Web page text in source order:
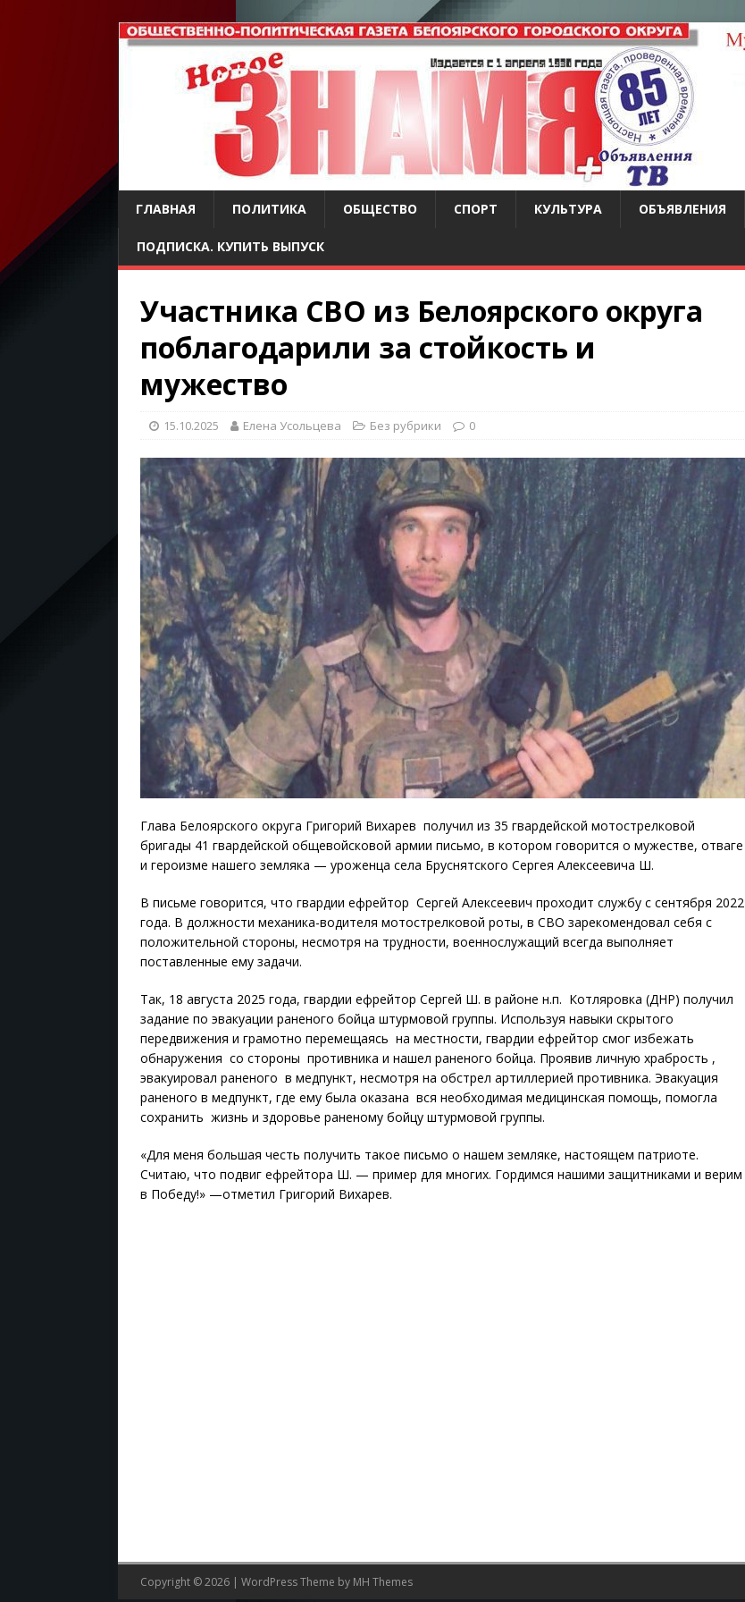
ГЛАВНАЯ ПОЛИТИКА ОБЩЕСТВО СПОРТ КУЛЬТУРА ОБЪЯВЛЕНИЯ
ПОДПИСКА. КУПИТЬ ВЫПУСК
Участника СВО из Белоярского округа
поблагодарили за стойкость и
мужество
15.10.2025 Елена Усольцева Без рубрики 0
Глава Белоярского округа Григорий Вихарев получил из 35 гвардейской мотострелковой
бригады 41 гвардейской общевойсковой армии письмо, в котором говорится о мужестве, отваге
и героизме нашего земляка — уроженца села Бруснятского Сергея Алексеевича Ш.
В письме говорится, что гвардии ефрейтор Сергей Алексеевич проходит службу с сентября 2022
года. В должности механика-водителя мотострелковой роты, в СВО зарекомендовал себя с
положительной стороны, несмотря на трудности, военнослужащий всегда выполняет
поставленные ему задачи.
Так, 18 августа 2025 года, гвардии ефрейтор Сергей Ш. в районе н.п. Котляровка (ДНР) получил
задание по эвакуации раненого бойца штурмовой группы. Используя навыки скрытого
передвижения и грамотно перемещаясь на местности, гвардии ефрейтор смог избежать
обнаружения со стороны противника и нашел раненого бойца. Проявив личную храбрость ,
эвакуировал раненого в медпункт, несмотря на обстрел артиллерией противника. Эвакуация
раненого в медпункт, где ему была оказана вся необходимая медицинская помощь, помогла
сохранить жизнь и здоровье раненому бойцу штурмовой группы.
«Для меня большая честь получить такое письмо о нашем земляке, настоящем патриоте.
Считаю, что подвиг ефрейтора Ш. — пример для многих. Гордимся нашими защитниками и верим
в Победу!» —отметил Григорий Вихарев.
Copyright © 2026 | WordPress Theme by MH Themes